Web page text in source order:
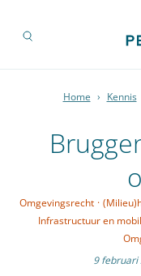
Home › Kennis
Omgevingsrecht ·
Infrastructuur en
9 februari